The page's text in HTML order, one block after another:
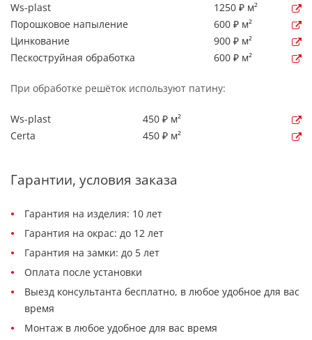
Ws-plast
1250 ₽ м²
Порошковое напыление
600 ₽ м²
Цинкование
900 ₽ м²
Пескоструйная обработка
600 ₽ м²
При обработке решёток используют патину:
Ws-plast
450 ₽ м²
Certa
450 ₽ м²
Гарантии, условия заказа
Гарантия на изделия: 10 лет
Гарантия на окрас: до 12 лет
Гарантия на замки: до 5 лет
Оплата после установки
Выезд консультанта бесплатно, в любое удобное для вас
время
Монтаж в любое удобное для вас время